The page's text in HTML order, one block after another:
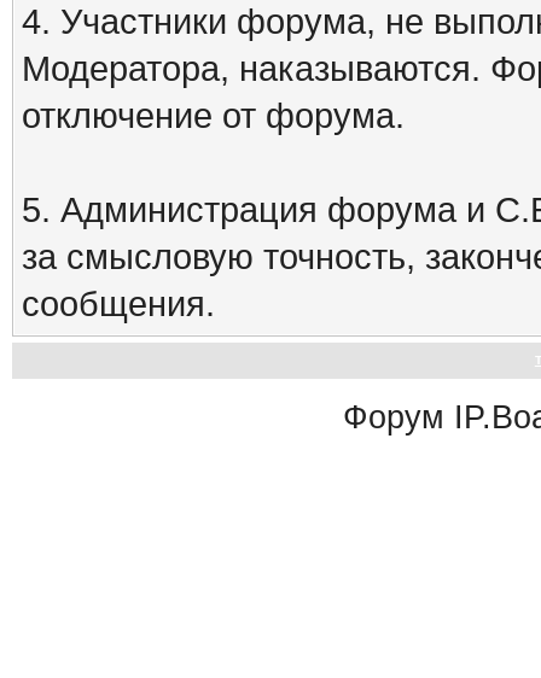
4. Участники форума, не
Модератора, наказываются.
отключение от форума.
5. Администрация форума и
за смысловую точность,
сообщения.
Форум